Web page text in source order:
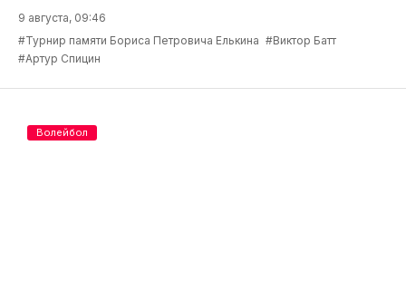
9 августа, 09:46
#Турнир памяти Бориса Петровича Елькина #Виктор Батт
#Артур Спицин
Волейбол